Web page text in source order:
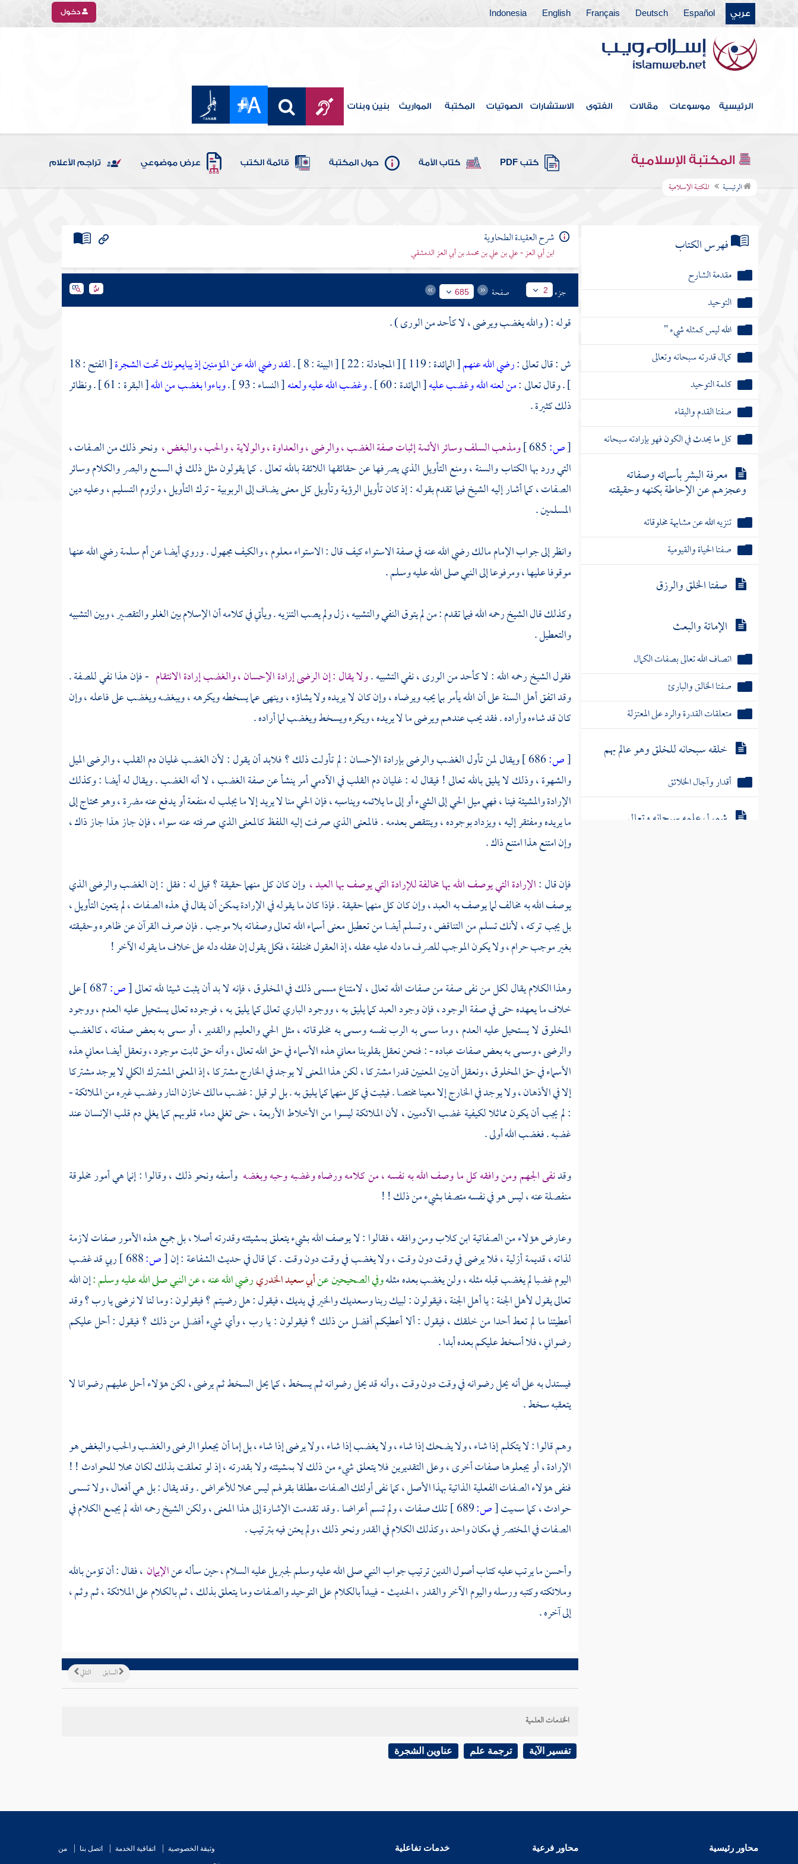
عربي Español
Deutsch
Français
English
Indonesia دخول
الرئيسية موسوعات مقالات الفتوى الاستشارات الصوتيات المكتبة المواريث بنين وبنات
المكتبة الإسلامية كتب PDF كتاب الأمة حول المكتبة قائمة الكتب عرض موضوعي تراجم الأعلام
الرئيسية المكتبة الإسلامية
فهرس الكتاب
مقدمة الشارح
التوحيد
الله ليس كمثله شيء "
كمال قدرته سبحانه وتعالى
كلمة التوحيد
صفتا القدم والبقاء
كل ما يحدث في الكون فهو بإرادته سبحانه
معرفة البشر بأسمائه وصفاته
وعجزهم عن الإحاطة بكنهه وحقيقته
تنزيه الله عن مشابهة مخلوقاته
صفتا الحياة والقيومية
صفتا الخلق والرزق
الإماتة والبعث
اتصاف الله تعالى بصفات الكمال
صفتا الخالق والبارئ
متعلقات القدرة والرد على المعتزلة
خلقه سبحانه للخلق وهو عالم بهم
أقدار وآجال الخلائق
شمول علمه سبحانه وتعالى
شرح العقيدة الطحاوية
ابن أبي العز - علي بن علي بن محمد بن أبي العز الدمشقي
جزء 2 صفحة 685
قوله : ( والله يغضب ويرضى ، لا كأحد من الورى ) .
ش : قال تعالى :رضي الله عنهم[ المائدة : 119 ] [ المجادلة : 22 ] [ البينة : 8 ] . لقد رضي الله عن المؤمنين إذ يبايعونك تحت الشجرة
[ الفتح : 18
] . وقال تعالى :من لعنه الله وغضب عليه[ المائدة : 60 ] . وغضب الله عليه ولعنه[ النساء : 93 ] . وباءوا بغضب من الله
[ البقرة : 61 ] . ونظائر
ذلك كثيرة .
[ص: ومذهب السلف وسائر الأئمة إثبات صفة الغضب ، والرضى ، والعداوة ، والولاية ، والحب ، والبغض ، ونحو ذلك من الصفات ،
التي ورد بها الكتاب والسنة ، ومنع التأويل الذي يصرفها عن حقائقها اللائقة بالله تعالى . كما يقولون مثل ذلك في السمع والبصر والكلام وسائر
الصفات ، كما أشار إليه الشيخ فيما تقدم بقوله : إذ كان تأويل الرؤية وتأويل كل معنى يضاف إلى الربوبية - ترك التأويل ، ولزوم التسليم ، وعليه دين
المسلمين .
وانظر إلى جواب الإماممالكرضي الله عنه في صفة الاستواء كيف قال : الاستواء معلوم ، والكيف مجهول . وروي أيضا عن أم سلمة رضي الله عنها
موقوفا عليها ، ومرفوعا إلى النبي صلى الله عليه وسلم .
وكذلك قال الشيخ رحمه الله فيما تقدم : من لم يتوق النفي والتشبيه ، زل ولم يصب التنزيه . ويأتي في كلامه أن الإسلام بين الغلو والتقصير ، وبين التشبيه
والتعطيل .
فقول الشيخ رحمه الله : لا كأحد من الورى ، نفي التشبيه .ولا يقال : إن الرضى إرادة الإحسان ، والغضب إرادة الانتقام - فإن هذا نفي للصفة .
وقد اتفق أهل السنة على أن الله يأمر بما يحبه ويرضاه ، وإن كان لا يريده ولا يشاؤه ، وينهى عما يسخطه ويكرهه ، ويبغضه ويغضب على فاعله ، وإن
كان قد شاءه وأراده . فقد يحب عندهم ويرضى ما لا يريده ، ويكره ويسخط ويغضب لما أراده .
[ص:
ويقال لمن تأول الغضب والرضى بإرادة الإحسان : لم تأولت ذلك ؟ فلابد أن يقول : لأن الغضب غليان دم القلب ، والرضى الميل
والشهوة ، وذلك لا يليق بالله تعالى ! فيقال له : غليان دم القلب في الآدمي أمر ينشأ عن صفة الغضب ، لا أنه الغضب . ويقال له أيضا : وكذلك
الإرادة والمشيئة فينا ، فهي ميل الحي إلى الشيء أو إلى ما يلائمه ويناسبه ، فإن الحي منا لا يريد إلا ما يجلب له منفعة أو يدفع عنه مضرة ، وهو محتاج إلى
ما يريده ومفتقر إليه ، ويزداد بوجوده ، وينتقص بعدمه . فالمعنى الذي صرفت إليه اللفظ كالمعنى الذي صرفته عنه سواء ، فإن جاز هذا جاز ذاك ،
وإن امتنع هذا امتنع ذاك .
فإن قال :الإرادة التي يوصف الله بها مخالفة للإرادة التي يوصف بها العبد ، وإن كان كل منهما حقيقة ؟ قيل له : فقل : إن الغضب والرضى الذي
يوصف الله به مخالف لما يوصف به العبد ، وإن كان كل منهما حقيقة . فإذا كان ما يقوله في الإرادة يمكن أن يقال في هذه الصفات ، لم يتعين التأويل ،
بل يجب تركه ، لأنك تسلم من التناقض ، وتسلم أيضا من تعطيل معنى أسماء الله تعالى وصفاته بلا موجب . فإن صرف القرآن عن ظاهره وحقيقته
بغير موجب حرام ، ولا يكون الموجب للصرف ما دله عليه عقله ، إذ العقول مختلفة ، فكل يقول إن عقله دله على خلاف ما يقوله الآخر !
وهذا الكلام يقال لكل من نفى صفة من صفات الله تعالى ، لامتناع مسمى ذلك في المخلوق ، فإنه لا بد أن يثبت شيئا لله تعالى[ص:
على
خلاف ما يعهده حتى في صفة الوجود ، فإن وجود العبد كما يليق به ، ووجود الباري تعالى كما يليق به ، فوجوده تعالى يستحيل عليه العدم ، ووجود
المخلوق لا يستحيل عليه العدم ، وما سمى به الرب نفسه وسمى به مخلوقاته ، مثل الحي والعليم والقدير ، أو سمى به بعض صفاته ، كالغضب
والرضى ، وسمى به بعض صفات عباده - : فنحن نعقل بقلوبنا معاني هذه الأسماء في حق الله تعالى ، وأنه حق ثابت موجود ، ونعقل أيضا معاني هذه
الأسماء في حق المخلوق ، ونعقل أن بين المعنيين قدرا مشتركا ، لكن هذا المعنى لا يوجد في الخارج مشتركا ، إذ المعنى المشترك الكلي لا يوجد مشتركا
إلا في الأذهان ، ولا يوجد في الخارج إلا معينا مختصا . فيثبت في كل منهما كما يليق به . بل لو قيل : غضب مالك خازن النار وغضب غيره من الملائكة -
: لم يجب أن يكون مماثلا لكيفية غضب الآدميين ، لأن الملائكة ليسوا من الأخلاط الأربعة ، حتى تغلي دماء قلوبهم كما يغلي دم قلب الإنسان عند
غضبه . فغضب الله أولى .
وقدنفىالجهمومن وافقه كل ما وصف الله به نفسه ، من كلامه ورضاه وغضبه وحبه وبغضه وأسفه ونحو ذلك ، وقالوا : إنما هي أمور مخلوقة
منفصلة عنه ، ليس هو في نفسه متصفا بشيء من ذلك ! !
وعارض هؤلاء من الصفاتيةابن كلابومن وافقه ، فقالوا : لا يوصف الله بشيء يتعلق بمشيئته وقدرته أصلا ، بل جميع هذه الأمور صفات لازمة
لذاته ، قديمة أزلية ، فلا يرضى في وقت دون وقت ، ولا يغضب في وقت دون وقت . كما قال في حديث الشفاعة : إن[ص:
ربي قد غضب
اليوم غضبا لم يغضب قبله مثله ، ولن يغضب بعده مثلهوفي الصحيحين عنأبي سعيد الخدريرضي الله عنه ، عن النبي صلى الله عليه وسلم :إن الله
تعالى يقول لأهل الجنة : يا أهل الجنة ، فيقولون : لبيك ربنا وسعديك والخير في يديك ، فيقول : هل رضيتم ؟ فيقولون : وما لنا لا نرضى يا رب ؟ وقد
أعطيتنا ما لم تعط أحدا من خلقك ، فيقول : ألا أعطيكم أفضل من ذلك ؟ فيقولون : يا رب ، وأي شيء أفضل من ذلك ؟ فيقول : أحل عليكم
رضواني ، فلا أسخط عليكم بعده أبدا .
فيستدل به على أنه يحل رضوانه في وقت دون وقت ، وأنه قد يحل رضوانه ثم يسخط ، كما يحل السخط ثم يرضى ، لكن هؤلاء أحل عليهم رضوانا لا
يتعقبه سخط .
وهم قالوا : لا يتكلم إذا شاء ، ولا يضحك إذا شاء ، ولا يغضب إذا شاء ، ولا يرضى إذا شاء ، بل إما أن يجعلوا الرضى والغضب والحب والبغض هو
الإرادة ، أو يجعلوها صفات أخرى ، وعلى التقديرين فلا يتعلق شيء من ذلك لا بمشيئته ولا بقدرته ، إذ لو تعلقت بذلك لكان محلا للحوادث ! !
فنفى هؤلاء الصفات الفعلية الذاتية بهذا الأصل ، كما نفى أولئك الصفات مطلقا بقولهم ليس محلا للأعراض . وقد يقال : بل هي أفعال ، ولا تسمى
حوادث ، كما سميت[ص:689 ]
تلك صفات ، ولم تسم أعراضا . وقد تقدمت الإشارة إلى هذا المعنى ، ولكن الشيخ رحمه الله لم يجمع الكلام في
الصفات في المختصر في مكان واحد ، وكذلك الكلام في القدر ونحو ذلك ، ولم يعتن فيه بترتيب .
وأحسن ما يرتب عليه كتاب أصول الدين ترتيب جواب النبي صلى الله عليه وسلملجبريلعليه السلام ، حين سأله عنالإيمان ، فقال : أن تؤمن بالله
وملائكته وكتبه ورسله واليوم الآخر والقدر ، الحديث - فيبدأ بالكلام على التوحيد والصفات وما يتعلق بذلك ، ثم بالكلام على الملائكة ، ثم وثم ،
إلى آخره .
التالي السابق
الخدمات العلمية
تفسير الآية ترجمة علم عناوين الشجرة
محاور رئيسية محاور فرعية خدمات تفاعلية وثيقة الخصوصية اتفاقية الخدمة اتصل بنا
من